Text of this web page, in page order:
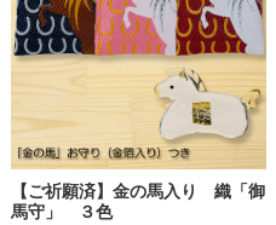
【ご祈願済】金の馬入り 織「御
馬守」 ３色